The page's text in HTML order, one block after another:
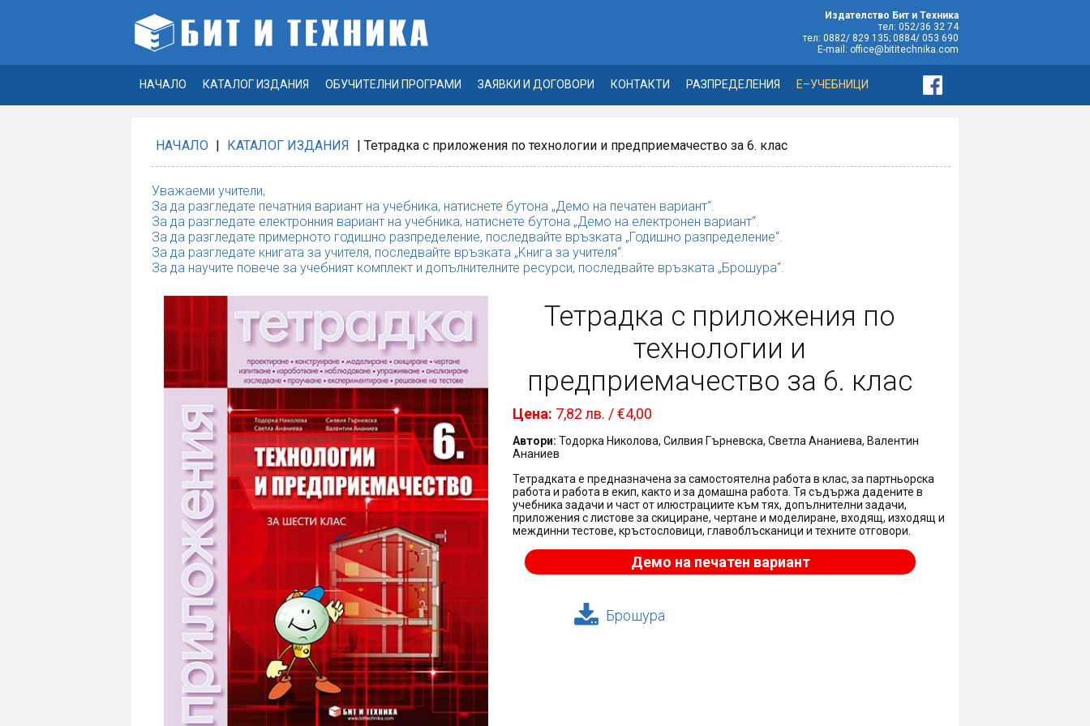
Издателство Бит и Техника
тел: 052/36 32 74
тел: 0882/ 829 135; 0884/ 053 690
E-mail: office@bititechnika.com
НАЧАЛО КАТАЛОГ ИЗДАНИЯ ОБУЧИТЕЛНИ ПРОГРАМИ ЗАЯВКИ И ДОГОВОРИ КОНТАКТИ РАЗПРЕДЕЛЕНИЯ Е–УЧЕБНИЦИ
НАЧАЛО | КАТАЛОГ ИЗДАНИЯ | Тетрадка с приложения по технологии и предприемачество за 6. клас
Уважаеми учители,
За да разгледате печатния вариант на учебника, натиснете бутона „Демо на печатен вариант“.
За да разгледате електронния вариант на учебника, натиснете бутона „Демо на електронен вариант“.
За да разгледате примерното годишно разпределение, последвайте връзката „Годишно разпределение“.
За да разгледате книгата за учителя, последвайте връзката „Kнига за учителя“.
За да научите повече за учебният комплект и допълнителните ресурси, последвайте връзката „Брошура“.
Тетрадка с приложения по
технологии и
предприемачество за 6. клас
Цена: 7,82 лв. / €4,00
Автори: Тодорка Николова, Силвия Гърневска, Светла Ананиева, Валентин
Ананиев
Тетрадката е предназначена за самостоятелна работа в клас, за партньорска
работа и работа в екип, както и за домашна работа. Тя съдържа дадените в
учебника задачи и част от илюстрациите към тях, допълнителни задачи,
приложения с листове за скициране, чертане и моделиране, входящ, изходящ и
междинни тестове, кръстословици, главоблъсканици и техните отговори.
Демо на печатен вариант
Брошура